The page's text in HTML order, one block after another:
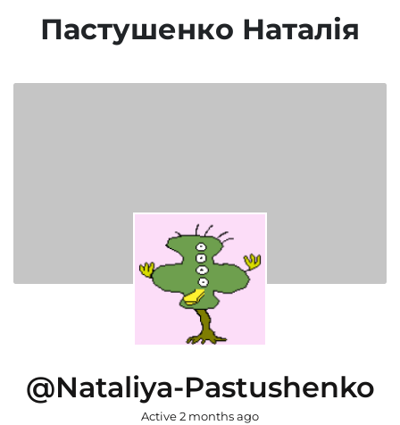
Пастушенко Наталія
@nataliya-Pastushenko
Active 2 months ago